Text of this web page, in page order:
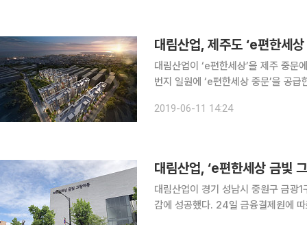
대림산업, 제주도 ‘e편한세
대림산업이 ‘e편한세상’을 제주 중
번지 일원에 ‘e편한세상 중문’을 공
최근 개장해 직간접 고용 인원만 26
2019-06-11 14:24
대림산업, ‘e편한세상 금빛
대림산업이 경기 성남시 중원구 금광
감에 성공했다. 24일 금융결제원에 따르면 지난 22~23일 이틀간 진행한 1순위 청약(당해 및 기타)